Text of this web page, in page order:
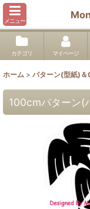
メニュー
カテゴリ マイページ
ホーム > パターン(型紙)
100cmパターン(